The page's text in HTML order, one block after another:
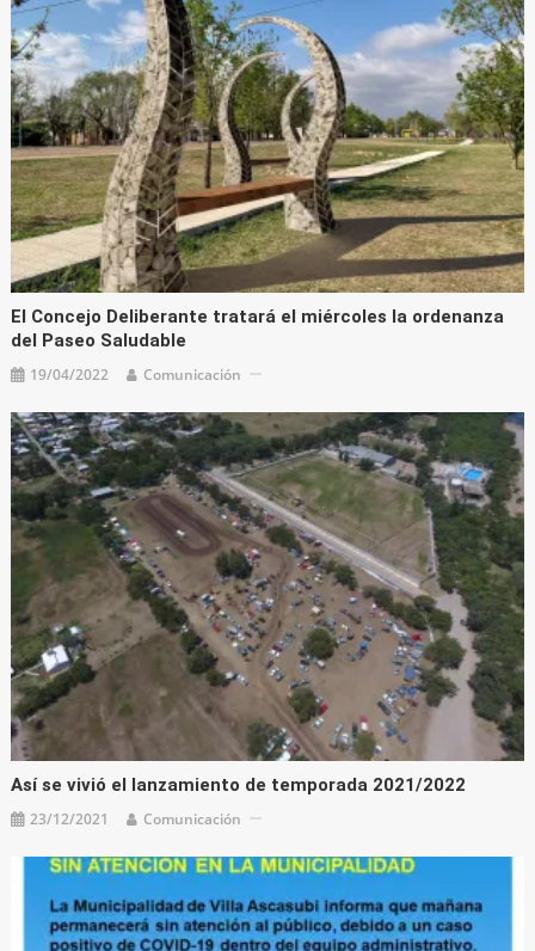
El Concejo Deliberante tratará el miércoles la ordenanza
del Paseo Saludable
19/04/2022 Comunicación
Así se vivió el lanzamiento de temporada 2021/2022
23/12/2021 Comunicación